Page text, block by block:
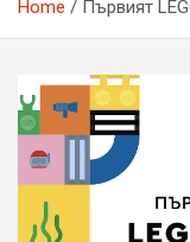
Home Първият